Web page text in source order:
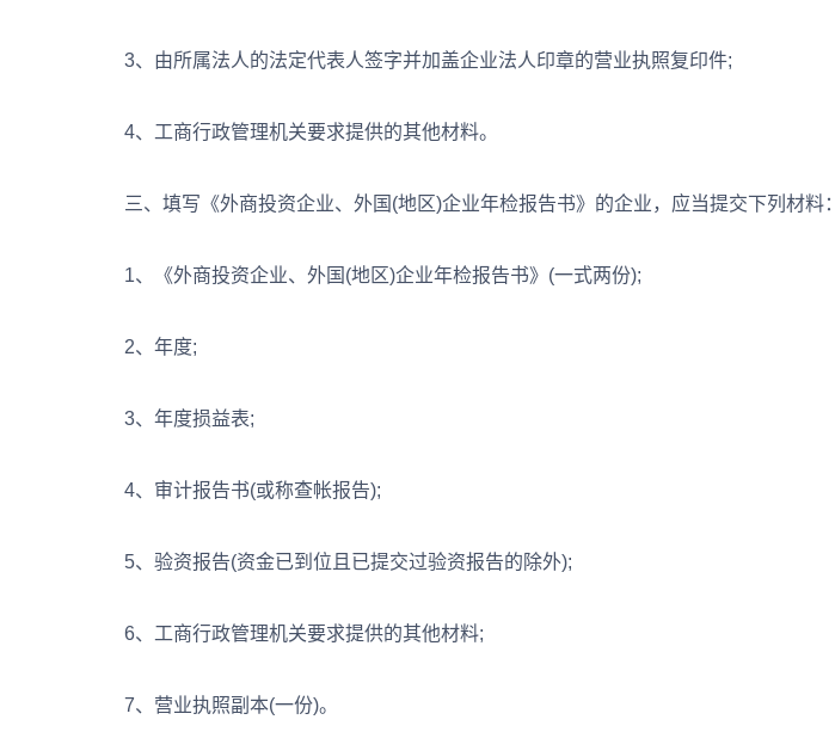
3、由所属法人的法定代表人签字并加盖企业法人印章的营业执照复印件;
4、工商行政管理机关要求提供的其他材料。
三、填写《外商投资企业、外国(地区)企业年检报告书》的企业，应当提交下列材料：
1、《外商投资企业、外国(地区)企业年检报告书》(一式两份);
2、年度;
3、年度损益表;
4、审计报告书(或称查帐报告);
5、验资报告(资金已到位且已提交过验资报告的除外);
6、工商行政管理机关要求提供的其他材料;
7、营业执照副本(一份)。